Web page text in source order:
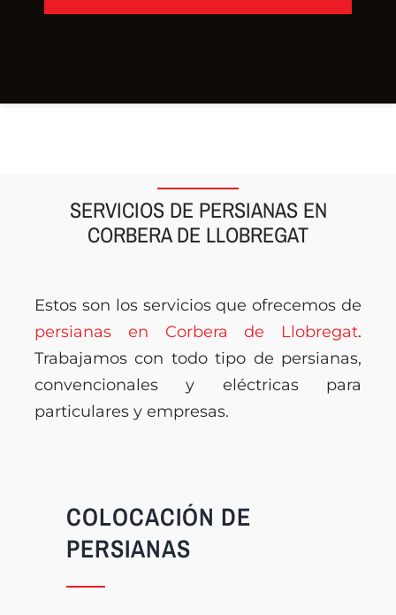
SERVICIOS DE PERSIANAS EN
CORBERA DE LLOBREGAT
Estos son los servicios que ofrecemos de
persianas en Corbera de Llobregat.
Trabajamos con todo tipo de persianas,
convencionales y eléctricas para
particulares y empresas.
COLOCACIÓN DE
PERSIANAS